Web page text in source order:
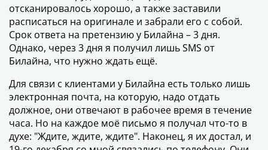
отсканировалось хорошо, а также заставили
расписаться на оригинале и забрали его с собой.
Срок ответа на претензию у Билайна – 3 дня.
Однако, через 3 дня я получил лишь SMS от
Билайна, что нужно ждать ещё.
Для связи с клиентами у Билайна есть только лишь
электронная почта, на которую, надо отдать
должное, они отвечают в рабочее время в течение
часа. Но на каждое моё письмо я получал что-то в
духе: "Ждите, ждите, ждите". Наконец, я их достал, и